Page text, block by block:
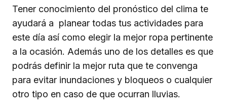
Tener conocimiento del pronóstico del clima te
ayudará a planear todas tus actividades para
este día así como elegir la mejor ropa pertinente
a la ocasión. Además uno de los detalles es que
podrás definir la mejor ruta que te convenga
para evitar inundaciones y bloqueos o cualquier
otro tipo en caso de que ocurran lluvias.